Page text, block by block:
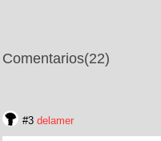
Comentarios(22)
#3 delamer